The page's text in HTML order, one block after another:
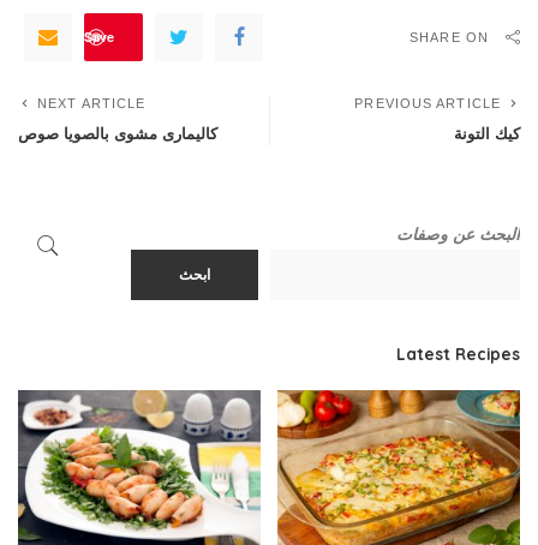
SHARE ON
Save
PREVIOUS ARTICLE
كيك التونة
NEXT ARTICLE
كاليمارى مشوى بالصويا صوص
البحث عن وصفات
ابحث
Latest Recipes